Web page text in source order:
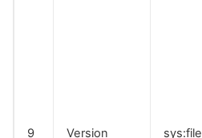
9 Version sys:file